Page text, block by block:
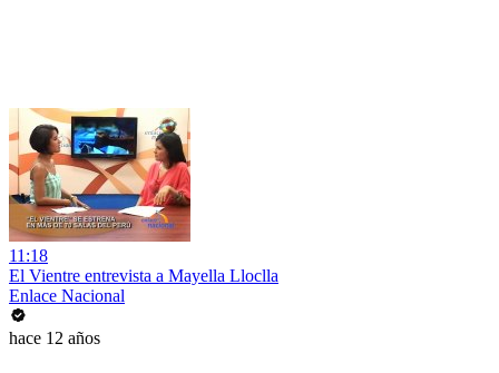
11:18
El Vientre entrevista a Mayella Lloclla
Enlace Nacional
hace 12 años